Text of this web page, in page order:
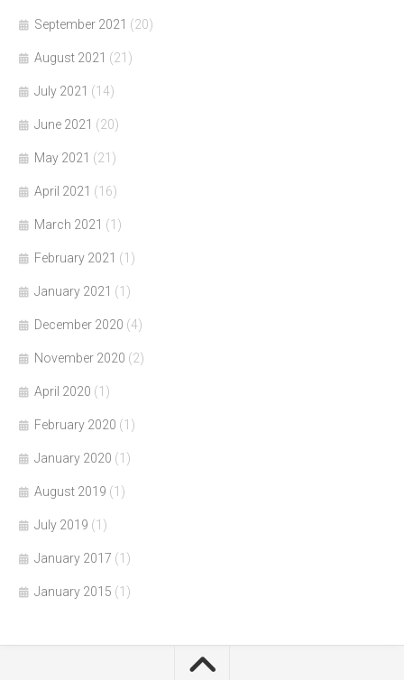
September 2021 (20)
August 2021 (21)
July 2021 (14)
June 2021 (20)
May 2021 (21)
April 2021 (16)
March 2021 (1)
February 2021 (1)
January 2021 (1)
December 2020 (4)
November 2020 (2)
April 2020 (1)
February 2020 (1)
January 2020 (1)
August 2019 (1)
July 2019 (1)
January 2017 (1)
January 2015 (1)